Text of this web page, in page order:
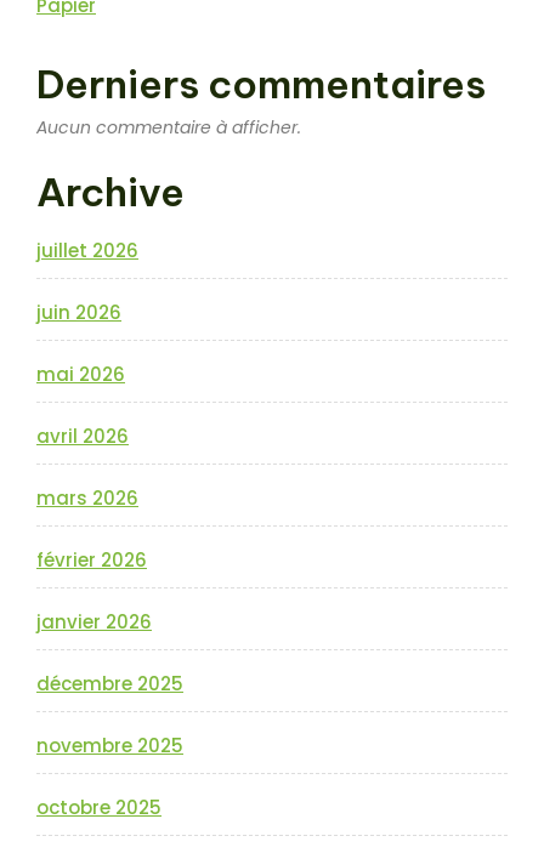
Papier
Derniers commentaires
Aucun commentaire à afficher.
Archive
juillet 2026
juin 2026
mai 2026
avril 2026
mars 2026
février 2026
janvier 2026
décembre 2025
novembre 2025
octobre 2025